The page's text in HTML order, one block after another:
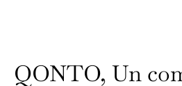
QONTO, Un